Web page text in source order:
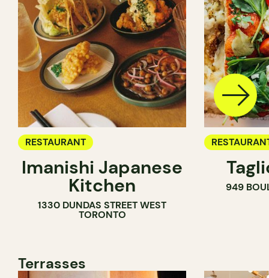
RESTAURANT
Imanishi Japanese
Kitchen
1330 DUNDAS STREET WEST
TORONTO
949
Terrasses